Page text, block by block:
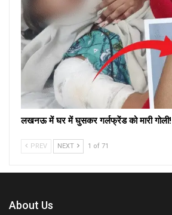
लखनऊ में घर में घुसकर गर्लफ्रेंड को मारी गोली!
PREV NEXT 1 of 71
About Us